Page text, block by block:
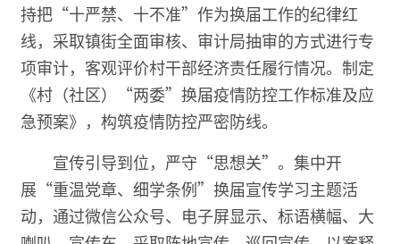
持把“十严禁、十不准”作为换届工作的纪律红
线，采取镇街全面审核、审计局抽审的方式进行专
项审计，客观评价村干部经济责任履行情况。制定
《村（社区）“两委”换届疫情防控工作标准及应
急预案》，构筑疫情防控严密防线。
宣传引导到位，严守“思想关”。集中开
展“重温党章、细学条例”换届宣传学习主题活
动，通过微信公众号、电子屏显示、标语横幅、大